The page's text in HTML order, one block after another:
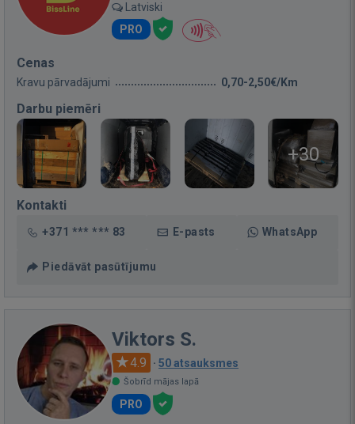
Latviski
PRO
Cenas
Kravu pārvadājumi 0,70-2,50€/Km
Darbu piemēri
+30
Kontakti
+371 *** *** 83 E-pasts WhatsApp
Piedāvāt pasūtījumu
Viktors S.
4.9 · 50 atsauksmes
Šobrīd mājas lapā
PRO